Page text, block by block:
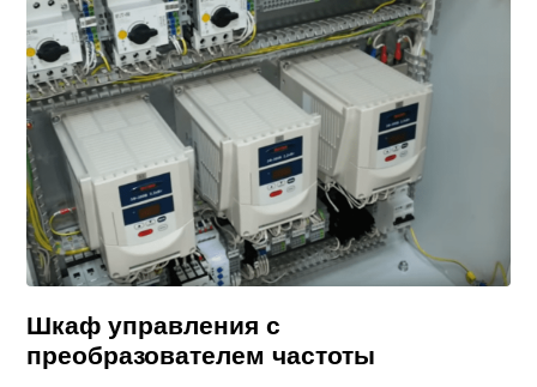
Шкаф управления с
преобразователем частоты